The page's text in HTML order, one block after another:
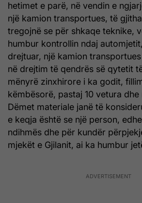
hetimet e parë, në vendin e
një kamion transportues, të
tregojnë se për shkaqe teknike,
humbur kontrollin ndaj
drejtuar, një kamion
në drejtim të qendrës së qytetit
mënyrë zinxhirore i ka godit,
këmbësorë, pastaj 10 vetura
Dëmet materiale janë të
e keqja është se një person,
ndihmës dhe për kundër
mjekët e Gjilanit, ai ka humbur